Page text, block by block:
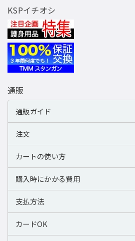
KSPイチオシ
通販
通販ガイド
注文
カートの使い方
購入時にかかる費用
支払方法
カードOK